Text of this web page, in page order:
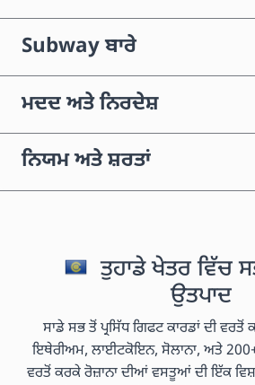
Subway ਬਾਰੇ
ਮਦਦ ਅਤੇ ਨਿਰਦੇਸ਼
ਨਿਯਮ ਅਤੇ ਸ਼ਰਤਾਂ
ਤੁਹਾਡੇ ਖੇਤਰ ਵਿੱਚ
ਉਤਪਾਦ
ਸਾਡੇ ਸਭ ਤੋਂ ਪ੍ਰਸਿੱਧ ਗਿਫਟ ਕਾਰਡਾਂ ਦੀ
ਇਥੇਰੀਅਮ, ਲਾਈਟਕੋਇਨ, ਸੋਲਾਨਾ, ਅਤੇ 200+
ਵਰਤੋਂ ਕਰਕੇ ਰੋਜ਼ਾਨਾ ਦੀਆਂ ਵਸਤੂਆਂ ਦੀ ਇੱਕ